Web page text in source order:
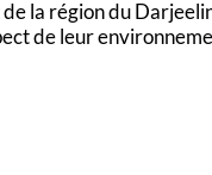
la région du
de leur